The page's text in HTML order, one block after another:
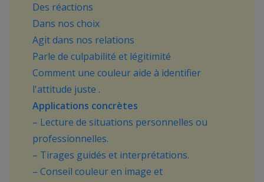
Des réactions
Dans nos choix
Agit dans nos relations
Parle de culpabilité et légitimité
Comment une couleur aide à identifier
l'attitude juste .
Applications concrètes
– Lecture de situations personnelles ou
professionnelles.
– Tirages guidés et interprétations.
– Conseil couleur en image et